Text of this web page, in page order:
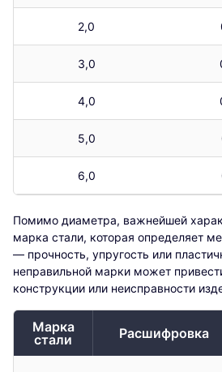
2,0
3,0
4,0
5,0
6,0
Помимо диаметра, важнейшей
марка стали, которая определяет
— прочность, упругость или
неправильной марки может
конструкции или неисправности
Марка
стали
Расшифровка